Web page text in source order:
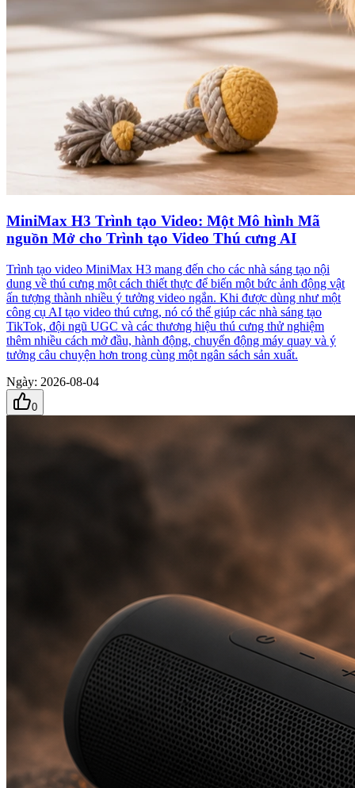
MiniMax H3 Trình tạo Video: Một Mô hình Mã
nguồn Mở cho Trình tạo Video Thú cưng AI
Trình tạo video MiniMax H3 mang đến cho các nhà sáng tạo nội
dung về thú cưng một cách thiết thực để biến một bức ảnh động vật
ấn tượng thành nhiều ý tưởng video ngắn. Khi được dùng như một
công cụ AI tạo video thú cưng, nó có thể giúp các nhà sáng tạo
TikTok, đội ngũ UGC và các thương hiệu thú cưng thử nghiệm
thêm nhiều cách mở đầu, hành động, chuyển động máy quay và ý
tưởng câu chuyện hơn trong cùng một ngân sách sản xuất.
Ngày: 2026-08-04
0